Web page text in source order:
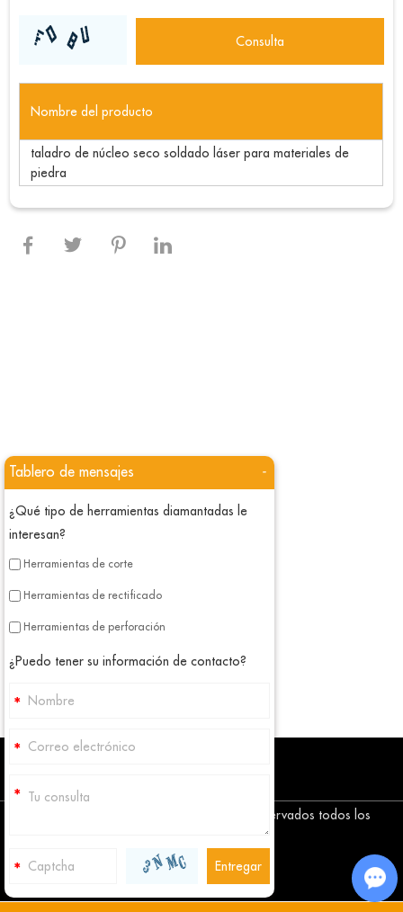
Nombre del producto
taladro de núcleo seco soldado láser para materiales de
piedra
Copyright © Corediam Tools Co., Ltd. Reservados todos los
Tablero de mensajes -
¿Qué tipo de herramientas diamantadas le
interesan?
Herramientas de corte
Herramientas de rectificado
Herramientas de perforación
¿Puedo tener su información de contacto?